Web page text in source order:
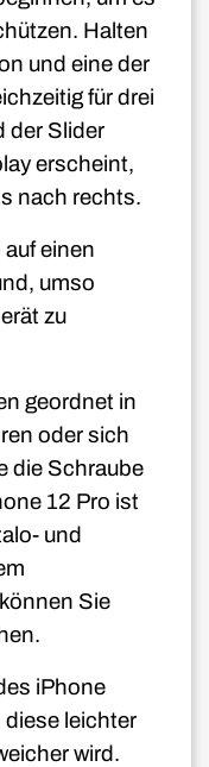
Halten
und eine der
für drei
der Slider
erscheint,
nach rechts.
auf einen
umso
zu
geordnet in
oder sich
die Schraube
12 Pro ist
und
Sie
iPhone
leichter
wird.